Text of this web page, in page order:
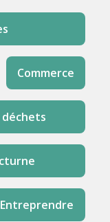
Commerce
déchets